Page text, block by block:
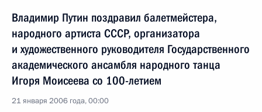
Владимир Путин поздравил балетмейстера,
народного артиста СССР, организатора
и художественного руководителя Государственного
академического ансамбля народного танца
Игоря Моисеева со 100-летием
21 января 2006 года, 00:00